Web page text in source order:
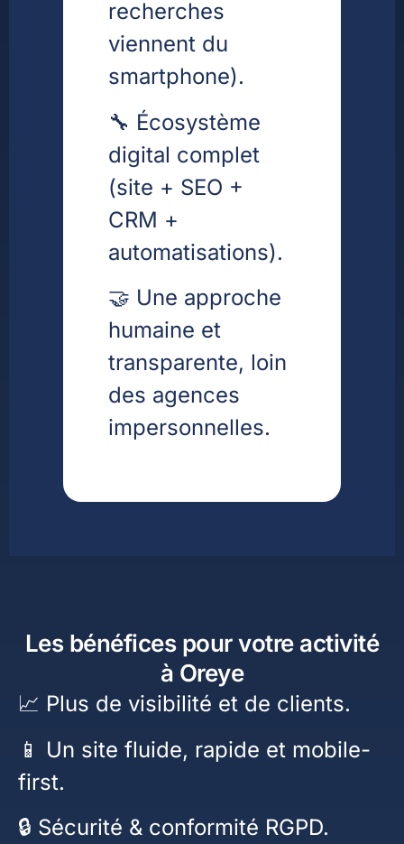
recherches
viennent du
smartphone).
🔧 Écosystème
digital complet
(site + SEO +
CRM +
automatisations).
🤝 Une approche
humaine et
transparente, loin
des agences
impersonnelles.
Les bénéfices pour votre activité
à Oreye
📈 Plus de visibilité et de clients.
📱 Un site fluide, rapide et mobile-
first.
🔒 Sécurité & conformité RGPD.